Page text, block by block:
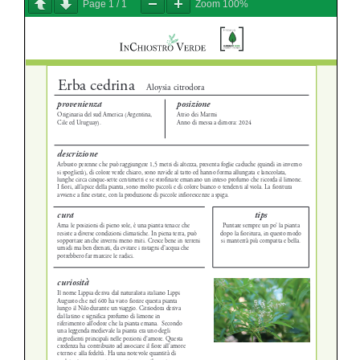
Page 1 / 1 Zoom 100%